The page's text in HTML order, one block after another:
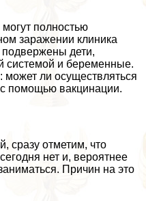
полностью
заражении клиника
дети,
системой и беременные.
может ли осуществляться
помощью вакцинации.
сразу отметим, что
нет и, вероятнее
Причин на это